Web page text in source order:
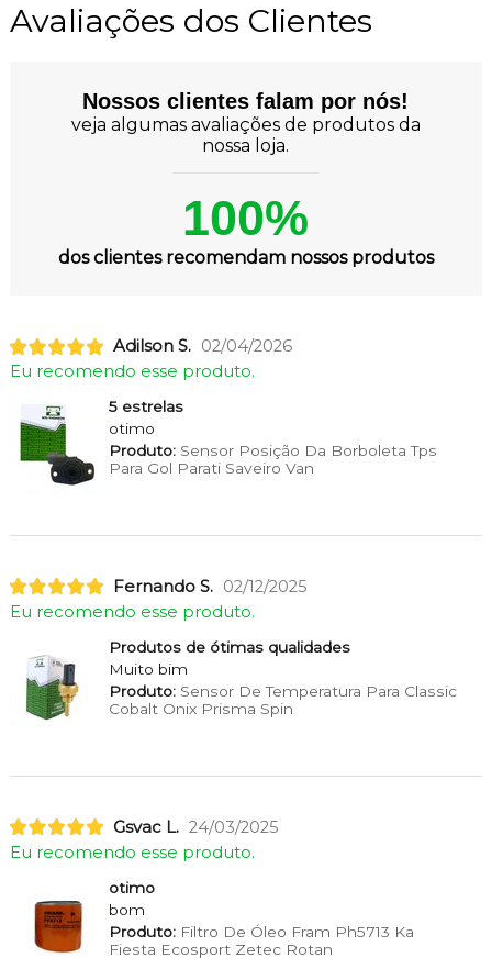
Avaliações dos Clientes
Nossos clientes falam por nós!
veja algumas avaliações de produtos da
nossa loja.
100%
dos clientes recomendam nossos produtos
Adilson S. 02/04/2026
Eu recomendo esse produto.
5 estrelas
otimo
Produto:Sensor Posição Da Borboleta Tps
Para Gol Parati Saveiro Van
Fernando S. 02/12/2025
Eu recomendo esse produto.
Produtos de ótimas qualidades
Muito bim
Produto:Sensor De Temperatura Para Classic
Cobalt Onix Prisma Spin
Gsvac L. 24/03/2025
Eu recomendo esse produto.
otimo
bom
Produto:Filtro De Óleo Fram Ph5713 Ka
Fiesta Ecosport Zetec Rotan